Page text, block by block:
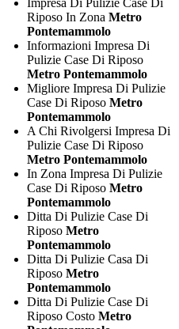
Impresa Di Pulizie Case Di
Riposo In Zona Metro
Pontemammolo
Informazioni Impresa Di
Pulizie Case Di Riposo
Metro Pontemammolo
Migliore Impresa Di Pulizie
Case Di Riposo Metro
Pontemammolo
A Chi Rivolgersi Impresa Di
Pulizie Case Di Riposo
Metro Pontemammolo
In Zona Impresa Di Pulizie
Case Di Riposo Metro
Pontemammolo
Ditta Di Pulizie Case Di
Riposo Metro
Pontemammolo
Ditta Di Pulizie Casa Di
Riposo Metro
Pontemammolo
Ditta Di Pulizie Case Di
Riposo Costo Metro